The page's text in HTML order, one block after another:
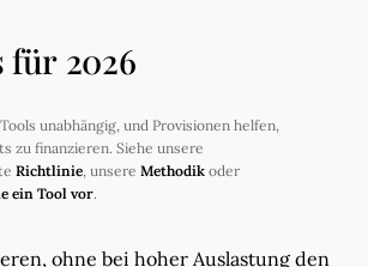
für 2026
unabhängig, und Provisionen helfen,
zu finanzieren. Siehe unsere
Richtlinie, unsere Methodikoder
ein Tool vor.
ohne bei hoher Auslastung den